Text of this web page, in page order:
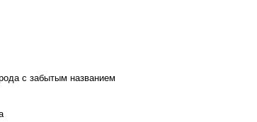
с забытым названием